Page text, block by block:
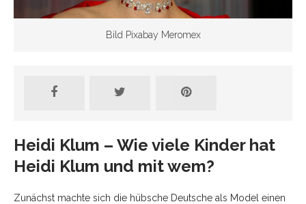
Bild Pixabay Meromex
Heidi Klum – Wie viele Kinder hat
Heidi Klum und mit wem?
Zunächst machte sich die hübsche Deutsche als Model einen